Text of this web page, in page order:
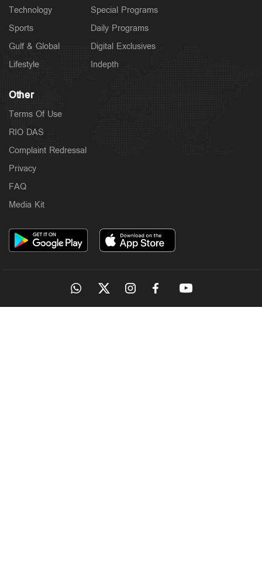
Technology
Sports
Gulf & Global
Lifestyle
Special Programs
Daily Programs
Digital Exclusives
Indepth
Other
Terms Of Use
RIO DAS
Complaint Redressal
Privacy
FAQ
Media Kit